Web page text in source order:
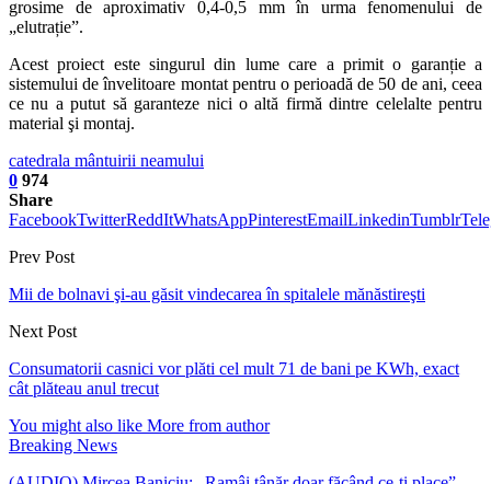
grosime de aproximativ 0,4-0,5 mm în urma fenomenului de
„elutrație”.
Acest proiect este singurul din lume care a primit o garanție a
sistemului de învelitoare montat pentru o perioadă de 50 de ani, ceea
ce nu a putut să garanteze nici o altă firmă dintre celelalte pentru
material şi montaj.
catedrala mântuirii neamului
0 974
Share
FacebookTwitterReddItWhatsAppPinterestEmailLinkedinTumblr
Prev Post
Mii de bolnavi şi-au găsit vindecarea în spitalele mănăstireşti
Next Post
Consumatorii casnici vor plăti cel mult 71 de bani pe KWh, exact
cât plăteau anul trecut
You might also like More from author
Breaking News